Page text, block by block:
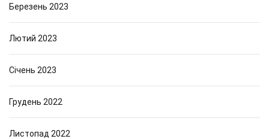
Березень 2023
Лютий 2023
Січень 2023
Грудень 2022
Листопад 2022